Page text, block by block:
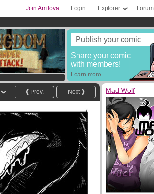
Forum
Explorer
Login
Join Amilova
Publish your comic
Share your comic
with members!
Learn more...
Next
Prev. Mad Wolf